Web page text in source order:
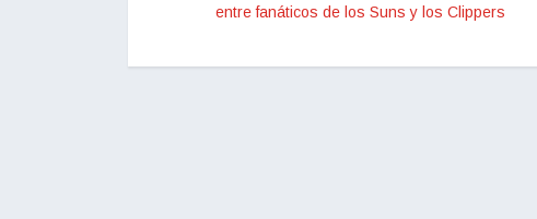
entre fanáticos de los Suns y los Clippers